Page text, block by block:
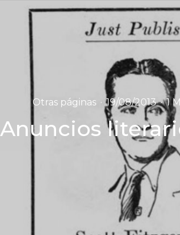
Otras páginas · 19/08/2013 · 1
Anuncios